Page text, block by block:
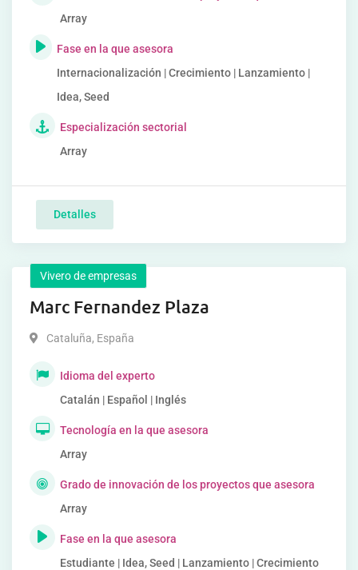
Array
Fase en la que asesora
Internacionalización | Crecimiento | Lanzamiento |
Idea, Seed
Especialización sectorial
Array
Detalles
Vivero de empresas
Marc Fernandez Plaza
Cataluña, España
Idioma del experto
Catalán | Español | Inglés
Tecnología en la que asesora
Array
Grado de innovación de los proyectos que asesora
Array
Fase en la que asesora
Estudiante | Idea, Seed | Lanzamiento | Crecimiento